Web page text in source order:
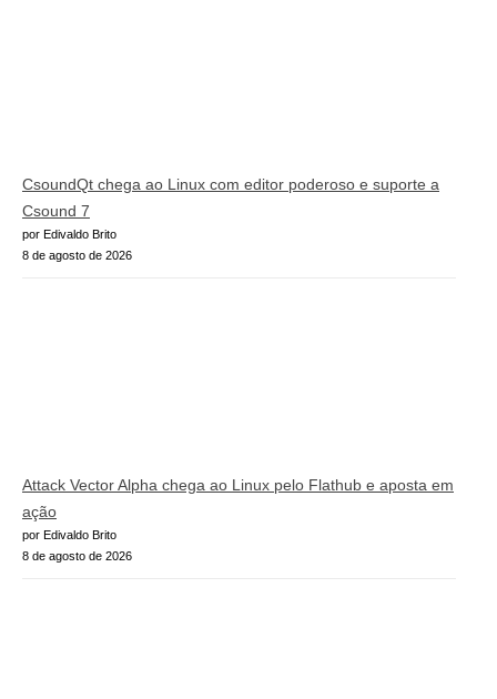
CsoundQt chega ao Linux com editor poderoso e suporte a
Csound 7
por Edivaldo Brito
8 de agosto de 2026
Attack Vector Alpha chega ao Linux pelo Flathub e aposta em
ação
por Edivaldo Brito
8 de agosto de 2026